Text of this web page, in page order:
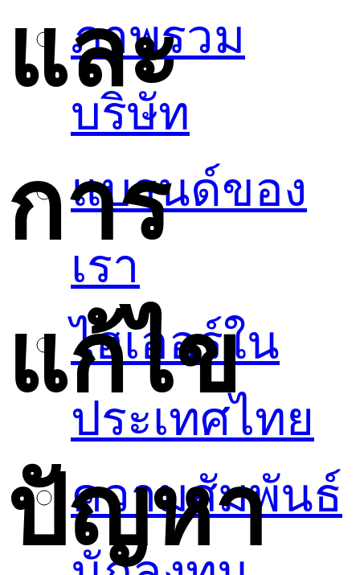
ภาพรวม
บริษัท
แบรนด์ของ
เรา
ไฮเออร์ใน
ประเทศไทย
ความสัมพันธ์
และ
การ
แก้ไข
ปัญหา